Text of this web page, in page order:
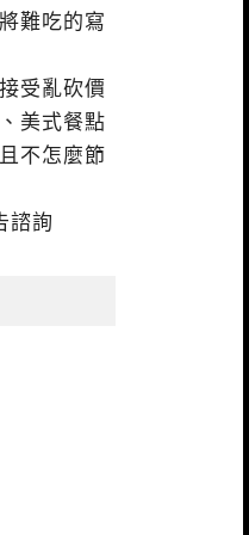
難吃的寫
受亂砍價
美式餐點
不怎麼節
諮詢